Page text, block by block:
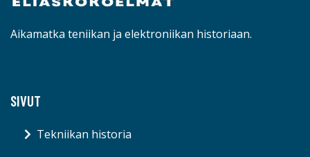
Aikamatka teniikan ja elektroniikan historiaan.
SIVUT
Tekniikan historia